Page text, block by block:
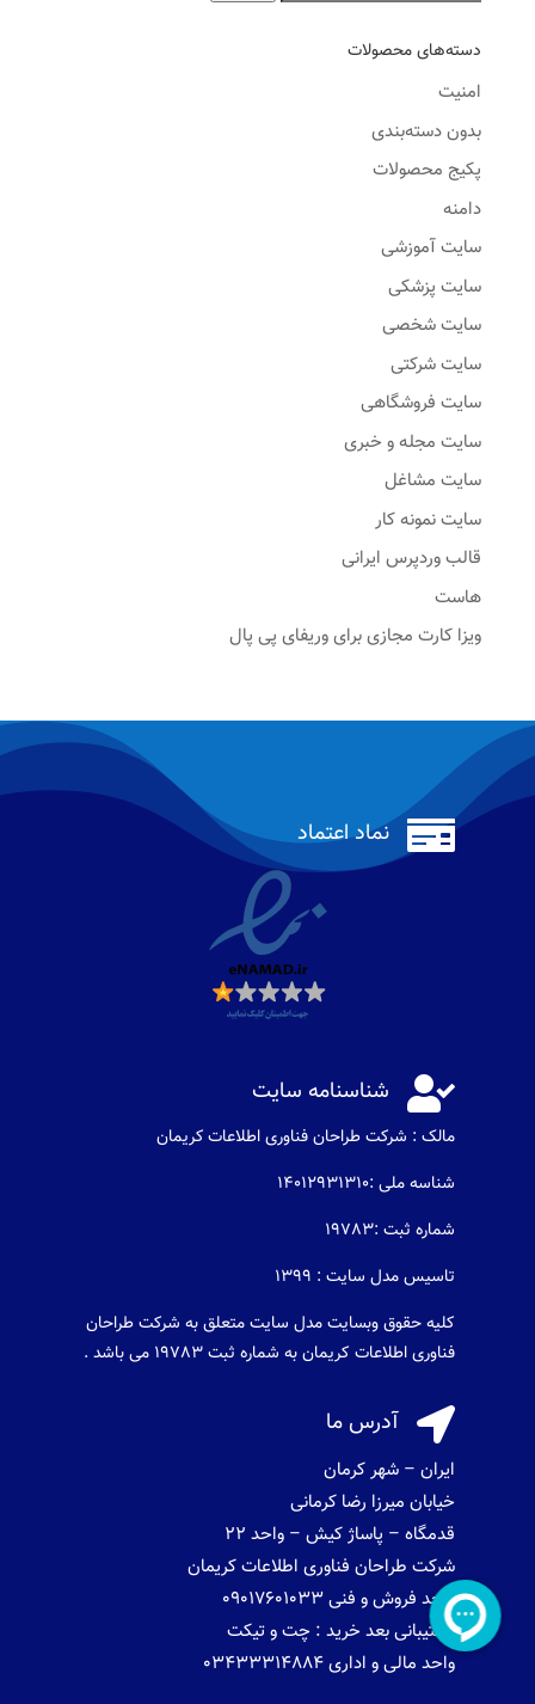
دسته‌های محصولات
امنیت
بدون دسته‌بندی
پکیج محصولات
دامنه
سایت آموزشی
سایت پزشکی
سایت شخصی
سایت شرکتی
سایت فروشگاهی
سایت مجله و خبری
سایت مشاغل
سایت نمونه کار
قالب وردپرس ایرانی
هاست
ویزا کارت مجازی برای وریفای پی پال
 نماد اعتماد
 شناسنامه سایت
مالک : شرکت طراحان فناوری اطلاعات كريمان
شناسه ملی :14012931310
شماره ثبت :19783
تاسیس مدل سایت : 1399
کلیه حقوق وبسایت مدل سایت متعلق به شرکت طراحان
فناوری اطلاعات کریمان به شماره ثبت 19783 می باشد .
 آدرس ما
ایران – شهر کرمان
خیابان میرزا رضا کرمانی
قدمگاه – پاساژ کیش – واحد 22
شرکت طراحان فناوری اطلاعات کریمان
واحد فروش و فنی 09017601033
پشتیبانی بعد خرید : چت و تیکت
واحد مالی و اداری 03433314884